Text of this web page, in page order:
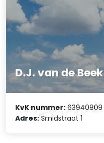
D.J. van de Beek
KvK nummer: 63940809
Adres: Smidstraat 1